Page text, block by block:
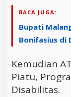
BACA JUGA:
Bupati
Bonifasius di
Kemudian
Piatu,
Disabilitas.